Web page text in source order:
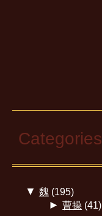
Categories
▼ 魏 (195)
► 曹操 (41)